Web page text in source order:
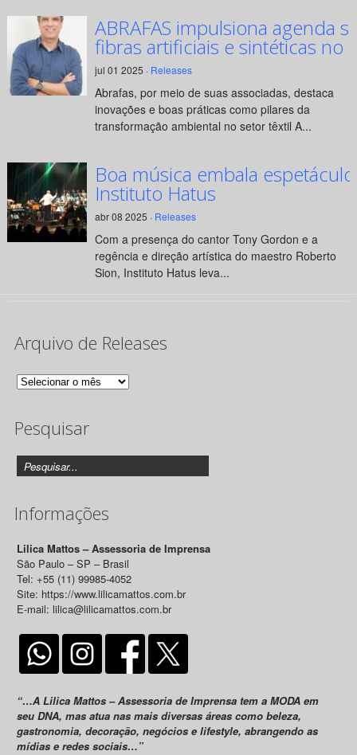
ABRAFAS impulsiona agenda
fibras artificiais e sintéticas no
jul 01 2025 · Releases
Abrafas, por meio de suas associadas, destaca
inovações e boas práticas como pilares da
transformação ambiental no setor têxtil A...
Boa música embala
Instituto Hatus
abr 08 2025 · Releases
Com a presença do cantor Tony Gordon e a
regência e direção artística do maestro Roberto
Sion, Instituto Hatus leva...
Arquivo de Releases
Arquivo
Releases
Pesquisar
Informações
Lilica Mattos – Assessoria de Imprensa
São Paulo – SP – Brasil
Tel: +55 (11) 99985-4052
Site: https://www.lilicamattos.com.br
E-mail: lilica@lilicamattos.com.br
“…A Lilica Mattos – Assessoria de Imprensa tem a MODA em
seu DNA, mas atua nas mais diversas áreas como beleza,
gastronomia, decoração, negócios e lifestyle, abrangendo as
mídias e redes sociais…”